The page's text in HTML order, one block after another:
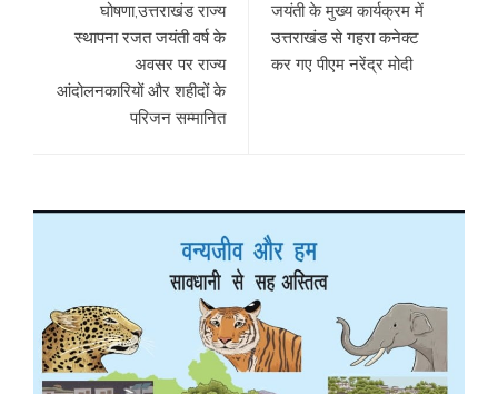
घोषणा,उत्तराखंड राज्य
स्थापना रजत जयंती वर्ष के
अवसर पर राज्य
आंदोलनकारियों और शहीदों के
परिजन सम्मानित
जयंती के मुख्य कार्यक्रम में
उत्तराखंड से गहरा कनेक्ट
कर गए पीएम नरेंद्र मोदी